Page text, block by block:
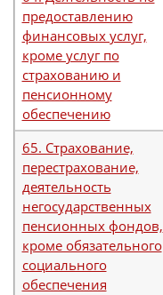
предоставлению
финансовых услуг,
кроме услуг по
страхованию и
пенсионному
обеспечению
65. Страхование,
перестрахование,
деятельность
негосударственных
пенсионных фондов,
кроме обязательного
социального
обеспечения